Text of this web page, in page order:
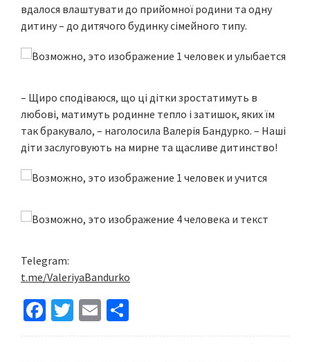
вдалося влаштувати до прийомної родини та одну
дитину – до дитячого будинку сімейного типу.
– Щиро сподіваюся, що ці дітки зростатимуть в
любові, матимуть родинне тепло і затишок, яких їм
так бракувало, – наголосила Валерія Бандурко. – Наші
діти заслуговують на мирне та щасливе дитинство!
Telegram:
t.me/ValeriyaBandurko
Fa
ce
T
wi
E
m h